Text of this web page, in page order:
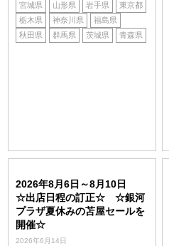
宮城県
山形県 岩手県
東京都
栃木県
神奈川県
福島県
秋田県
群馬県 茨城県 青森県
2026年8月6日～8月10日
☆出店日程の訂正☆ ☆銀河
プラザ夏休みの苫屋セールを
開催☆
2026年6月14日